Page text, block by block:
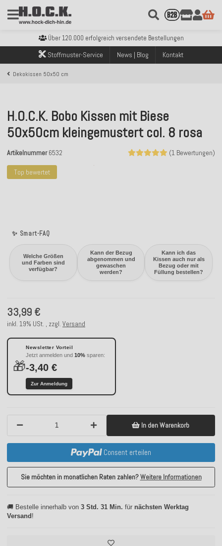
Kostenloser Versand innerhalb Deutschlands ab 99€ Bestellwert
Sicher bezahlen mit Klarna, PayPal & Amazon Pay
Kostenloser Versand innerhalb Deutschlands ab 99€ Bestellwert
Über 120.000 erfolgreich versendete Bestellungen
Sicher bezahlen mit Klarna, PayPal & Amazon Pay
Kostenloser Versand innerhalb Deutschlands ab 99€ Bestellwert
Stoffmuster-Service News | Blog Kontakt
Dekokissen 50x50 cm
Top bewertet
✨ Smart-FAQ
Welche Größen
und Farben sind
verfügbar?
Kann der Bezug
abgenommen und
gewaschen
werden?
Kann ich das
Kissen auch nur als
Bezug oder mit
Füllung bestellen?
H.O.C.K. Bobo Kissen mit Biese
50x50cm kleingemustert col. 8 rosa
(1 Bewertungen)
Artikelnummer 6532
33,99 €
inkl. 19% USt. , zzgl. Versand
🎁
Newsletter Vorteil
Jetzt anmelden und 10% sparen:
-3,40 €
Zur Anmeldung
In den Warenkorb
Consent erteilen
Sie möchten in monatlichen Raten zahlen?Weitere Informationen
🚚 Bestelle innerhalb von 3 Std. 31 Min. für nächsten Werktag
Versand!